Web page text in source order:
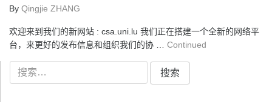
By Qingjie ZHANG
欢迎来到我们的新网站 : csa.uni.lu 我们正在搭建一个全新的网络平
台，来更好的发布信息和组织我们的协 … Continued
搜
索：